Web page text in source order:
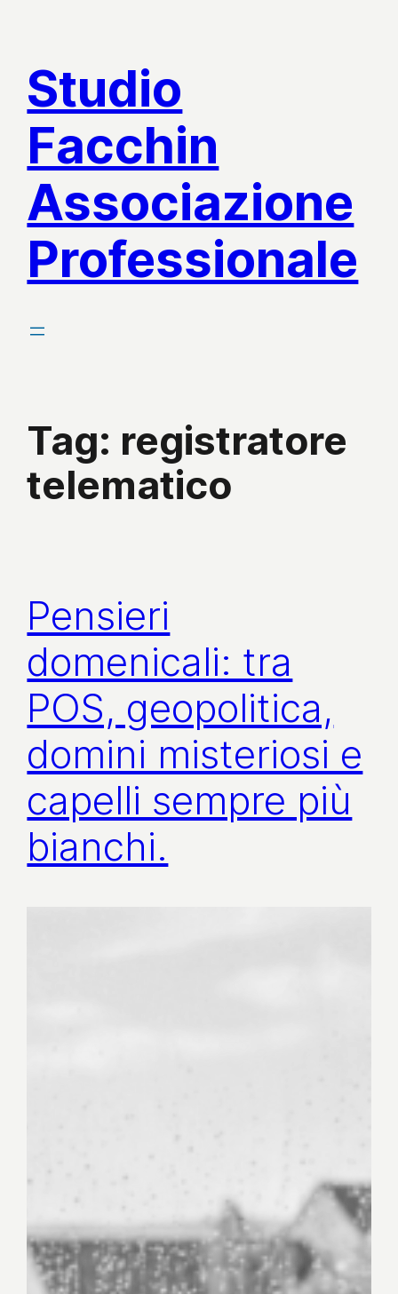
contenuto
Studio
Facchin
Associazione
Professionale
Tag: registratore
telematico
Pensieri
domenicali: tra
POS, geopolitica,
domini misteriosi e
capelli sempre più
bianchi.